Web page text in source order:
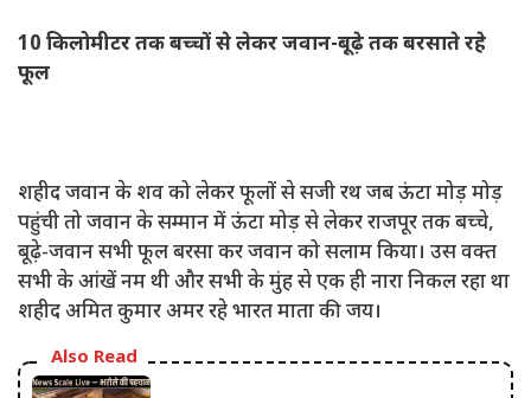
10 किलोमीटर तक बच्चों से लेकर जवान-बूढ़े तक बरसाते रहे
फूल
शहीद जवान के शव को लेकर फूलों से सजी रथ जब ऊंटा मोड़ मोड़
पहुंची तो जवान के सम्मान में ऊंटा मोड़ से लेकर राजपूर तक बच्चे,
बूढ़े-जवान सभी फूल बरसा कर जवान को सलाम किया। उस वक्त
सभी के आंखें नम थी और सभी के मुंह से एक ही नारा निकल रहा था
शहीद अमित कुमार अमर रहे भारत माता की जय।
Also Read